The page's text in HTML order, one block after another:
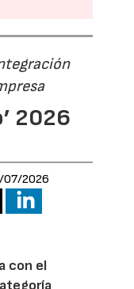
2026
07/2026
con el